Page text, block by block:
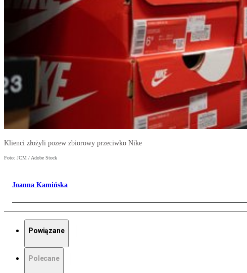
Klienci złożyli pozew zbiorowy przeciwko Nike
Foto: JCM / Adobe Stock
Joanna Kamińska
Powiązane
Polecane